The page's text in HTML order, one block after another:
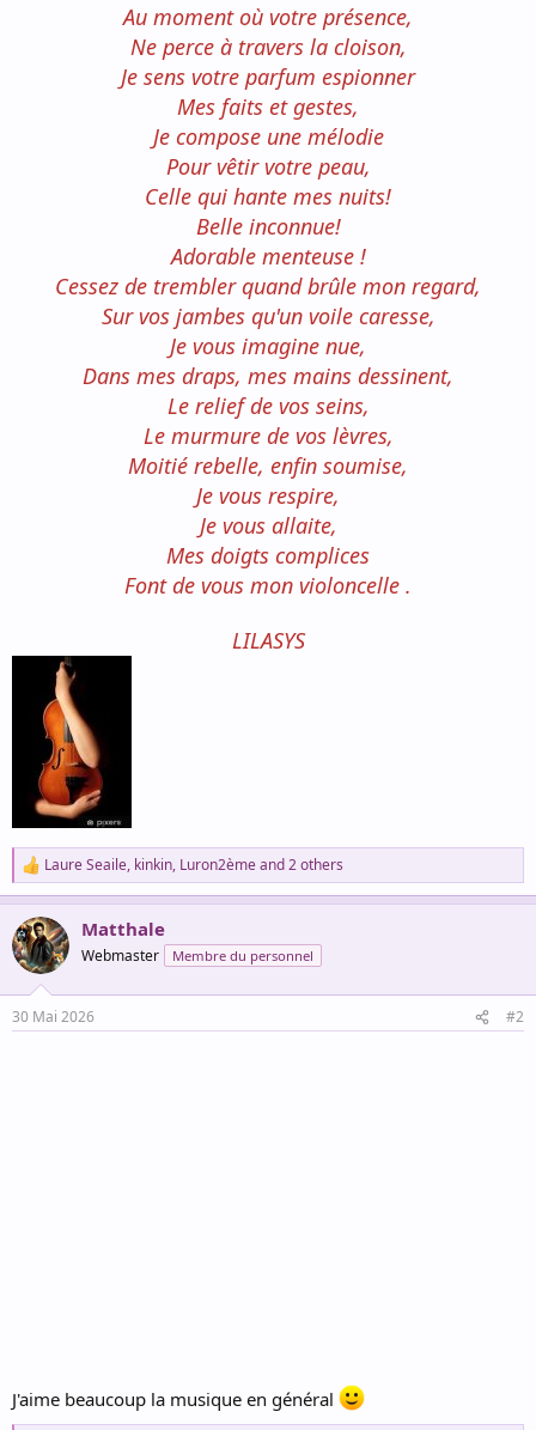
Au moment où votre présence,
Ne perce à travers la cloison,
Je sens votre parfum espionner
Mes faits et gestes,
Je compose une mélodie
Pour vêtir votre peau,
Celle qui hante mes nuits!
Belle inconnue!
Adorable menteuse !
Cessez de trembler quand brûle mon regard,
Sur vos jambes qu'un voile caresse,
Je vous imagine nue,
Dans mes draps, mes mains dessinent,
Le relief de vos seins,
Le murmure de vos lèvres,
Moitié rebelle, enfin soumise,
Je vous respire,
Je vous allaite,
Mes doigts complices
Font de vous mon violoncelle .
LILASYS
R
e
a
c
t
i
s
Laure Seaile, kinkin, Luron2èmeand 2 others
Matthale
Webmaster Membre du personnel
30 Mai 2026 #2
J'aime beaucoup la musique en général